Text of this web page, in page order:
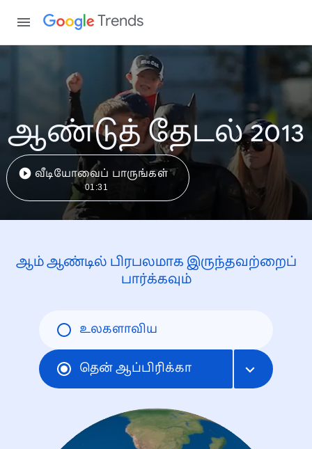
Trends
ஆண்டுத் தேடல் 2013
வீடியோவைப் பாருங்கள்
01:31
ஆம் ஆண்டில் பிரபலமாக இருந்தவற்றைப்
பார்க்கவும்
உலகளாவிய
தென் ஆப்பிரிக்கா